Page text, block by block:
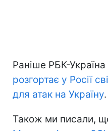
Раніше РБК-Україна
розгортає у Росії
для атак на Україну.
Також ми писали,